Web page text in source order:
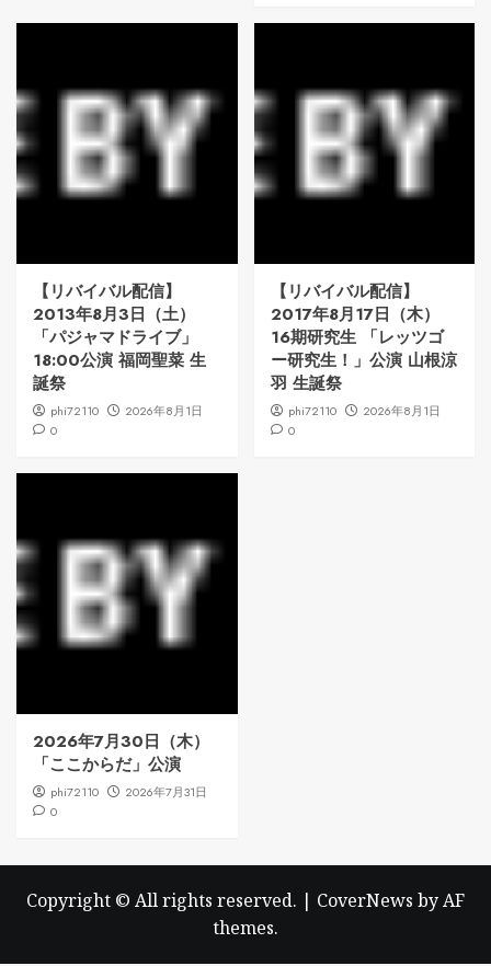
【リバイバル配信】
2013年8月3日（土）
「パジャマドライブ」
18:00公演 福岡聖菜 生
誕祭
phi72110
2026年8月1日
0
【リバイバル配信】
2017年8月17日（木）
16期研究生 「レッツゴ
ー研究生！」公演 山根涼
羽 生誕祭
phi72110
2026年8月1日
0
2026年7月30日（木）
「ここからだ」公演
phi72110
2026年7月31日
0
Copyright © All rights reserved. | CoverNews by AF
themes.